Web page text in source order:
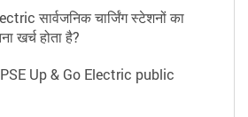
सार्वजनिक चार्जिंग स्टेशनों का
खर्च होता है?
Up & Go Electric public